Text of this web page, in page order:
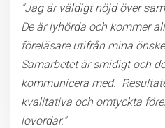
"Jag är väldigt nöjd över
De är lyhörda och kommer
föreläsare utifrån mina
Samarbetet är smidigt och
kommunicera med.
kvalitativa och omtyckta
lovordar."